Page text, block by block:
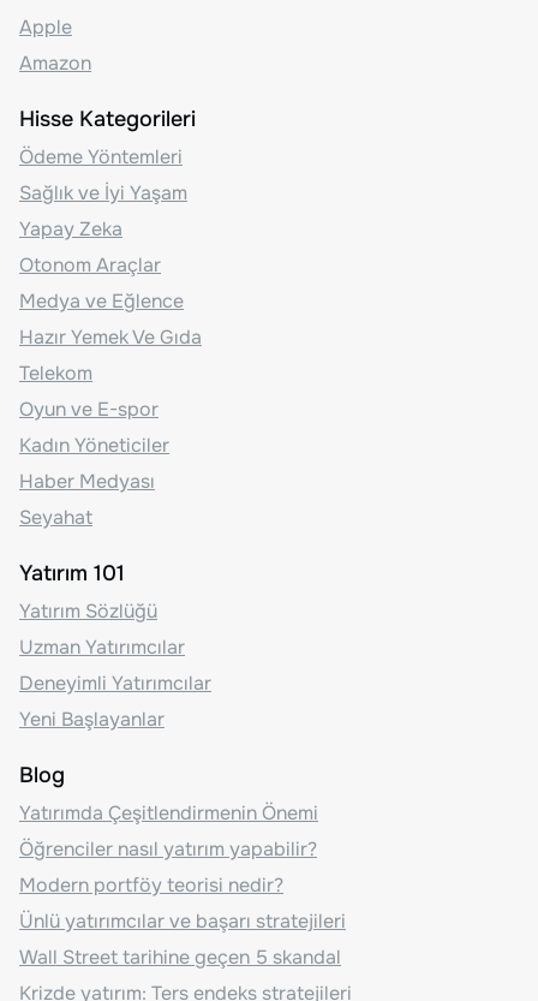
Apple
Amazon
Hisse Kategorileri
Ödeme Yöntemleri
Sağlık ve İyi Yaşam
Yapay Zeka
Otonom Araçlar
Medya ve Eğlence
Hazır Yemek Ve Gıda
Telekom
Oyun ve E-spor
Kadın Yöneticiler
Haber Medyası
Seyahat
Yatırım 101
Yatırım Sözlüğü
Uzman Yatırımcılar
Deneyimli Yatırımcılar
Yeni Başlayanlar
Blog
Yatırımda Çeşitlendirmenin Önemi
Öğrenciler nasıl yatırım yapabilir?
Modern portföy teorisi nedir?
Ünlü yatırımcılar ve başarı stratejileri
Wall Street tarihine geçen 5 skandal
Krizde yatırım: Ters endeks stratejileri